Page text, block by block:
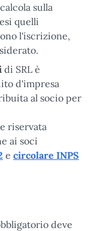
sulla
quelli
l'iscrizione,
di SRL è
d'impresa
al socio per
riservata
ai soci
e circolare INPS
deve